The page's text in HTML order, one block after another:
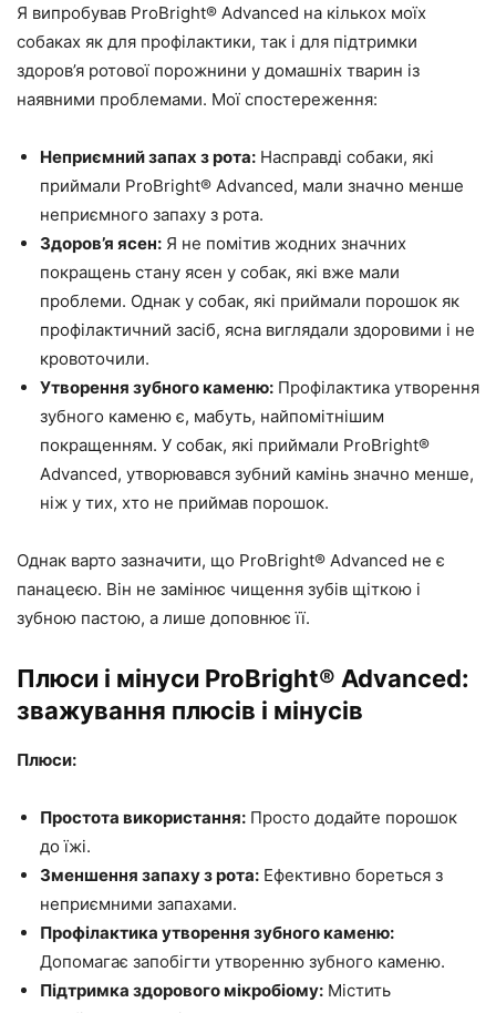
Я випробував ProBright® Advanced на кількох моїх
собаках як для профілактики, так і для підтримки
здоров’я ротової порожнини у домашніх тварин із
наявними проблемами. Мої спостереження:
Неприємний запах з рота: Насправді собаки, які
приймали ProBright® Advanced, мали значно менше
неприємного запаху з рота.
Здоров’я ясен: Я не помітив жодних значних
покращень стану ясен у собак, які вже мали
проблеми. Однак у собак, які приймали порошок як
профілактичний засіб, ясна виглядали здоровими і не
кровоточили.
Утворення зубного каменю: Профілактика утворення
зубного каменю є, мабуть, найпомітнішим
покращенням. У собак, які приймали ProBright®
Advanced, утворювався зубний камінь значно менше,
ніж у тих, хто не приймав порошок.
Однак варто зазначити, що ProBright® Advanced не є
панацеєю. Він не замінює чищення зубів щіткою і
зубною пастою, а лише доповнює її.
Плюси і мінуси ProBright® Advanced:
зважування плюсів і мінусів
Плюси:
Простота використання: Просто додайте порошок
до їжі.
Зменшення запаху з рота: Ефективно бореться з
неприємними запахами.
Профілактика утворення зубного каменю:
Допомагає запобігти утворенню зубного каменю.
Підтримка здорового мікробіому: Містить